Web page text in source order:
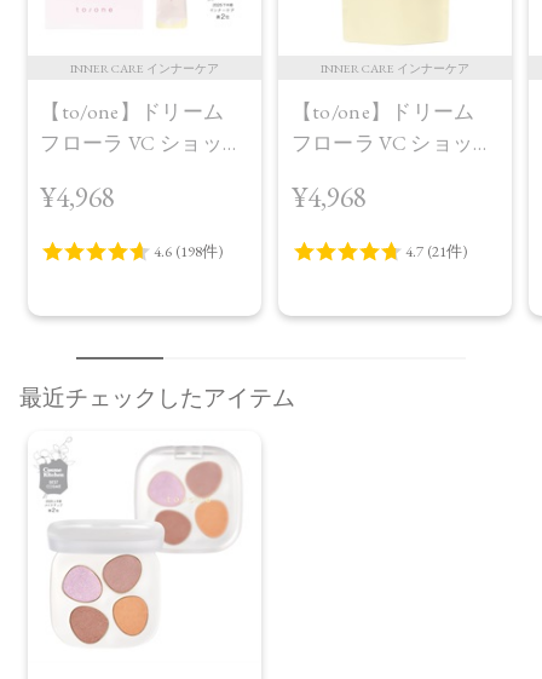
INNER CARE インナーケア
【to/one】ドリーム
フローラ VC ショット
¥4,968
INNER CARE インナーケア
【to/one】ドリーム
フローラ VC ショット
プラス＜限定品＞
¥4,968
最近チェックしたアイテム